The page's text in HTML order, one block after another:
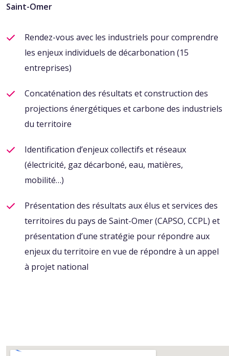
Saint-Omer​
Rendez-vous avec les industriels pour comprendre
les enjeux individuels de décarbonation (15
entreprises)
Concaténation des résultats et construction des
projections énergétiques et carbone des industriels
du territoire
Identification d’enjeux collectifs et réseaux
(électricité, gaz décarboné, eau, matières,
mobilité…)
Présentation des résultats aux élus et services des
territoires du pays de Saint-Omer (CAPSO, CCPL) et
présentation d’une stratégie pour répondre aux
enjeux du territoire en vue de répondre à un appel
à projet national